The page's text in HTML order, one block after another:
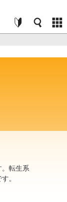
転生系
。